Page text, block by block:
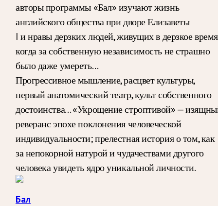
авторы программы «Бал» изучают жизнь
английского общества при дворе Елизаветы
I и нравы дерзких людей, живущих в дерзкое
когда за собственную независимость не страшно
было даже умереть…
Прогрессивное мышление, расцвет культуры,
первый анатомический театр, культ собственного
достоинства… «Укрощение строптивой» —
реверанс эпохе поклонения человеческой
индивидуальности; прелестная история о том, как
за непокорной натурой и чудачествами другого
человека увидеть ядро уникальной личности.
Бал